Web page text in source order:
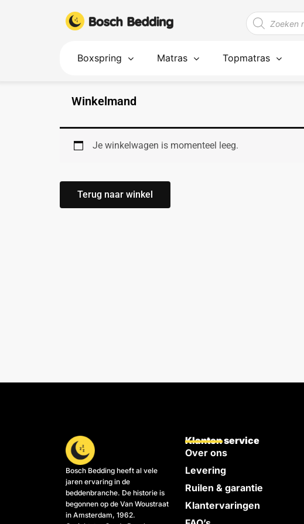
Producten
zoeken
Boxspring Matras Topmatras
Winkelmand
Je winkelwagen is momenteel leeg.
Terug naar winkel
Bosch Bedding heeft al vele
jaren ervaring in de
beddenbranche. De historie is
begonnen op de Van Woustraat
in Amsterdam, 1962.
Klanten service
Over ons
Levering
Ruilen & garantie
Klantervaringen